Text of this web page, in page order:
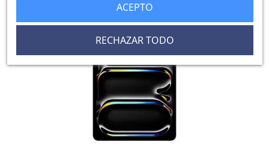
-251,88 € favorite_border
RECHAZAR TODO
ACEPTO